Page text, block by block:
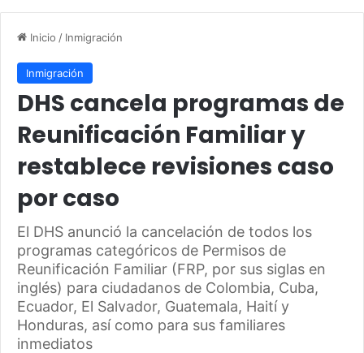
Inicio / Inmigración
Inmigración
DHS cancela programas de
Reunificación Familiar y
restablece revisiones caso
por caso
El DHS anunció la cancelación de todos los
programas categóricos de Permisos de
Reunificación Familiar (FRP, por sus siglas en
inglés) para ciudadanos de Colombia, Cuba,
Ecuador, El Salvador, Guatemala, Haití y
Honduras, así como para sus familiares
inmediatos